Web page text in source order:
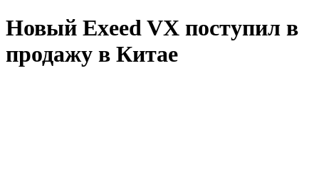
Новый Exeed VX поступил в
продажу в Китае